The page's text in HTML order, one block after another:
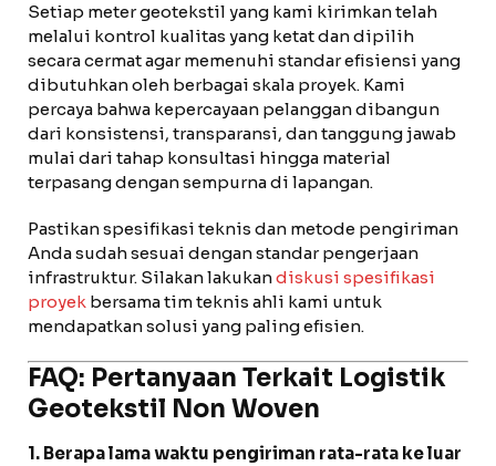
Setiap meter geotekstil yang kami kirimkan telah
melalui kontrol kualitas yang ketat dan dipilih
secara cermat agar memenuhi standar efisiensi yang
dibutuhkan oleh berbagai skala proyek. Kami
percaya bahwa kepercayaan pelanggan dibangun
dari konsistensi, transparansi, dan tanggung jawab
mulai dari tahap konsultasi hingga material
terpasang dengan sempurna di lapangan.
Pastikan spesifikasi teknis dan metode pengiriman
Anda sudah sesuai dengan standar pengerjaan
infrastruktur. Silakan lakukandiskusi spesifikasi
proyek bersama tim teknis ahli kami untuk
mendapatkan solusi yang paling efisien.
FAQ: Pertanyaan Terkait Logistik
Geotekstil Non Woven
1. Berapa lama waktu pengiriman rata-rata ke luar